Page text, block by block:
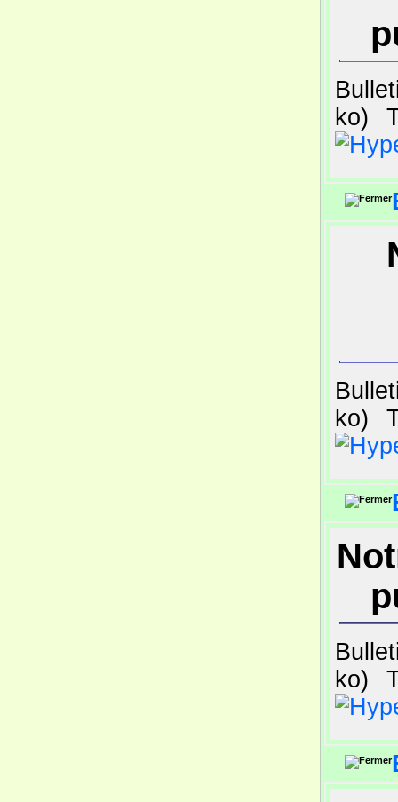
ko)
ko)
ko)